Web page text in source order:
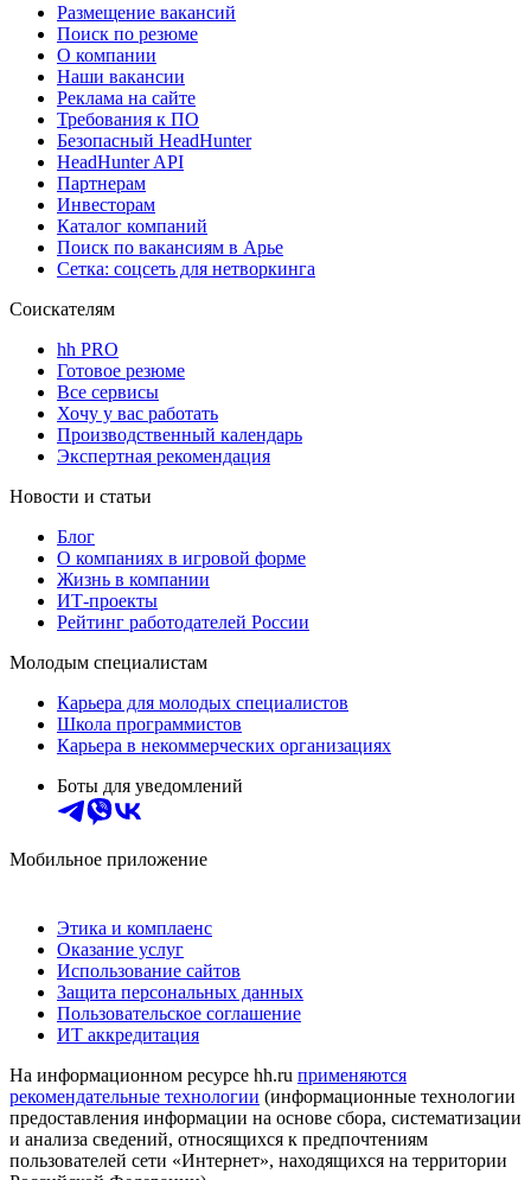
Размещение вакансий
Поиск по резюме
О компании
Наши вакансии
Реклама на сайте
Требования к ПО
Безопасный HeadHunter
HeadHunter API
Партнерам
Инвесторам
Каталог компаний
Поиск по вакансиям в Арье
Сетка: соцсеть для нетворкинга
Соискателям
hh PRO
Готовое резюме
Все сервисы
Хочу у вас работать
Производственный календарь
Экспертная рекомендация
Новости и статьи
Блог
О компаниях в игровой форме
Жизнь в компании
ИТ-проекты
Рейтинг работодателей России
Молодым специалистам
Карьера для молодых специалистов
Школа программистов
Карьера в некоммерческих организациях
Боты для уведомлений
Мобильное приложение
Этика и комплаенс
Оказание услуг
Использование сайтов
Защита персональных данных
Пользовательское соглашение
ИТ аккредитация
На информационном ресурсе hh.ru применяются
рекомендательные технологии (информационные технологии
предоставления информации на основе сбора, систематизации
и анализа сведений, относящихся к предпочтениям
пользователей сети «Интернет», находящихся на территории